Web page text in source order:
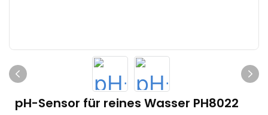
pH-Sensor für reines Wasser PH8022